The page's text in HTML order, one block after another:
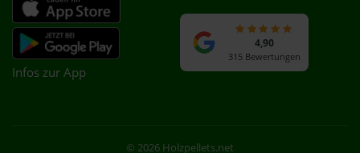
Infos zur App
4,90
315 Bewertungen
© 2026 Holzpellets.net